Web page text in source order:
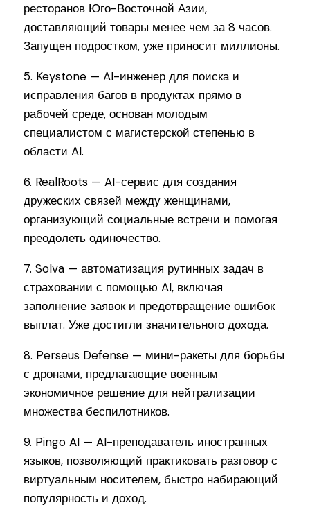
ресторанов Юго-Восточной Азии,
доставляющий товары менее чем за 8 часов.
Запущен подростком, уже приносит миллионы.
5. Keystone — AI-инженер для поиска и
исправления багов в продуктах прямо в
рабочей среде, основан молодым
специалистом с магистерской степенью в
области AI.
6. RealRoots — AI-сервис для создания
дружеских связей между женщинами,
организующий социальные встречи и помогая
преодолеть одиночество.
7. Solva — автоматизация рутинных задач в
страховании с помощью AI, включая
заполнение заявок и предотвращение ошибок
выплат. Уже достигли значительного дохода.
8. Perseus Defense — мини-ракеты для борьбы
с дронами, предлагающие военным
экономичное решение для нейтрализации
множества беспилотников.
9. Pingo AI — AI-преподаватель иностранных
языков, позволяющий практиковать разговор с
виртуальным носителем, быстро набирающий
популярность и доход.